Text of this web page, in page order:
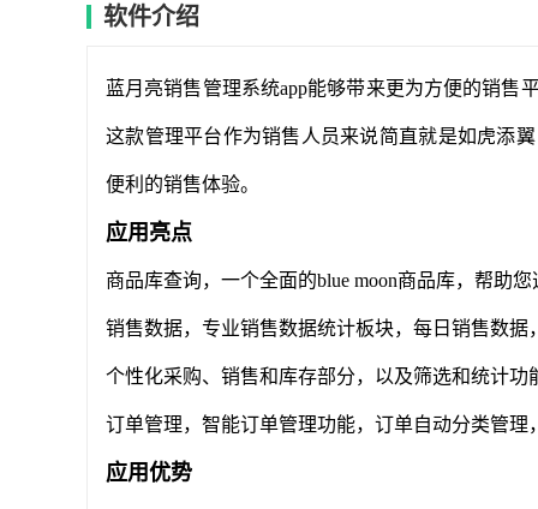
软件介绍
蓝月亮销售管理系统app能够带来更为方便的销售
这款管理平台作为销售人员来说简直就是如虎添
便利的销售体验。
应用亮点
商品库查询，一个全面的blue moon商品库，帮助
销售数据，专业销售数据统计板块，每日销售数据
个性化采购、销售和库存部分，以及筛选和统计功
订单管理，智能订单管理功能，订单自动分类管理
应用优势